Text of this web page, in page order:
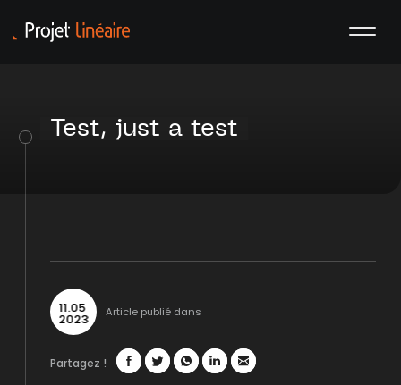
Test, just a test
11.05
2023 Article publié dans
Partagez !